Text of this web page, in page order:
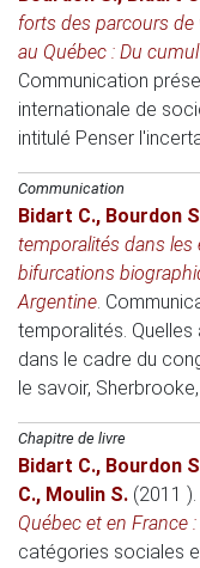
forts des parcours de
au Québec : Du
Communication
internationale de
intitulé Penser
Communication
Bidart C., Bourdon
temporalités dans les
bifurcations
Argentine.
temporalités. Quelles
dans le cadre du
le savoir,
Chapitre de livre
Bidart C., Bourdon
C., Moulin S. (2011 ).
Québec et en France
catégories sociales